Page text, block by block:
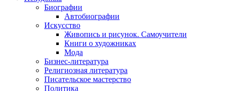
Биографии
Автобиографии
Искусство
Живопись и рисунок. Самоучители
Книги о художниках
Мода
Бизнес-литература
Религиозная литература
Писательское мастерство
Политика